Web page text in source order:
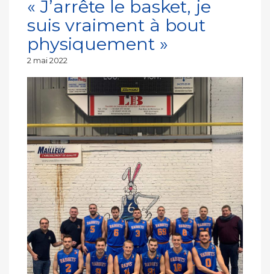
« J’arrête le basket, je
suis vraiment à bout
physiquement »
Publié
2 mai 2022